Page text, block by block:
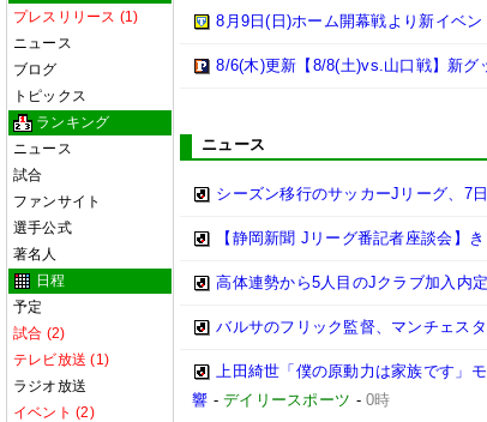
プレスリリース (1)
ニュース
ブログ
トピックス
ランキング
ニュース
試合
ファンサイト
選手公式
著名人
日程
予定
試合 (2)
テレビ放送 (1)
ラジオ放送
イベント (2)
8月9日(日)ホーム開幕戦より新イベ
8/6(木)更新【8/8(土)vs.山口戦】新グ
ニュース
シーズン移行のサッカーJリーグ、7
【静岡新聞 Jリーグ番記者座談会】
高体連勢から5人目のJクラブ加入内
バルサのフリック監督、マンチェス
上田綺世「僕の原動力は家族です」
響 -デイリースポーツ -0時